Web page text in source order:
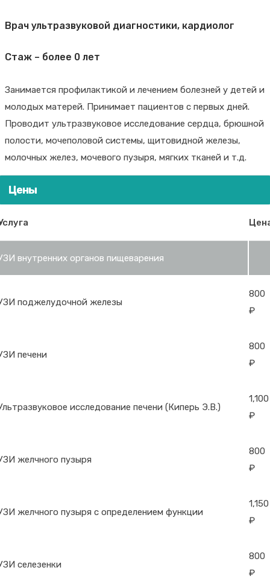
Врач ультразвуковой диагностики, кардиолог
Стаж – более 0 лет
Занимается профилактикой и лечением болезней у детей и
молодых матерей. Принимает пациентов с первых дней.
Проводит ультразвуковое исследование сердца, брюшной
полости, мочеполовой системы, щитовидной железы,
молочных желез, мочевого пузыря, мягких тканей и т.д.
Цены
внутренних органов пищеварения
поджелудочной железы
800
₽
печени
800
₽
исследование печени (Киперь Э.В.)
1,100
₽
желчного пузыря
800
₽
желчного пузыря с определением функции
1,150
₽
селезенки
800
₽